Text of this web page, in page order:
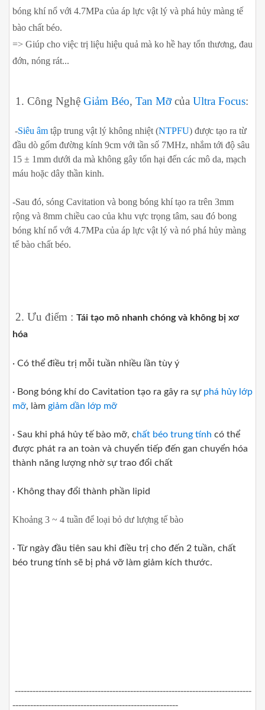
bóng khí nổ với 4.7MPa của áp lực vật lý và phá hủy màng tế
bào chất béo.
=> Giúp cho việc trị liệu hiệu quả mà ko hề hay tổn thương, đau
đớn, nóng rát...
1. Công Nghệ Giảm Béo, Tan Mỡcủa Ultra Focus:
-Siêu âm tập trung vật lý không nhiệt (NTPFU) được tạo ra từ
đầu dò gốm đường kính 9cm với tần số 7MHz, nhắm tới độ sâu
15 ± 1mm ​​dưới da mà không gây tổn hại đến các mô da, mạch
máu hoặc dây thần kinh.
-Sau đó, sóng Cavitation và bong bóng khí tạo ra trên 3mm
rộng và 8mm chiều cao của khu vực trọng tâm, sau đó bong
bóng khí nổ với 4.7MPa của áp lực vật lý và nó phá hủy màng
tế bào chất béo.
2. Ưu điểm : Tái tạo mô nhanh chóng và không bị xơ
hóa
· Có thể điều trị mỗi tuần nhiều lần tùy ý
· Bong bóng khí do Cavitation tạo ra gây ra sự phá hủy lớp
mỡ, làm giảm dần lớp mỡ
· Sau khi phá hủy tế bào mỡ, chất béo trung tính có thể
được phát ra an toàn và chuyển tiếp đến gan chuyển hóa
thành năng lượng nhờ sự trao đổi chất
· Không thay đổi thành phần lipid
Khoảng 3 ~ 4 tuần để loại bỏ dư lượng tế bào
· Từ ngày đầu tiên sau khi điều trị cho đến 2 tuần, chất
béo trung tính sẽ bị phá vỡ làm giảm kích thước.
--------------------------------------------------------------------------------
--------------------------------------------------------